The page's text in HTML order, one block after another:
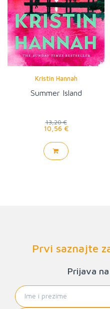
Kristin Hannah
Summer Island
13,20 €
10,56 €
Prvi saznajte
Prijava